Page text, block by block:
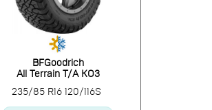
BFGoodrich
All Terrain T/A KO3
235/85 R16 120/116S